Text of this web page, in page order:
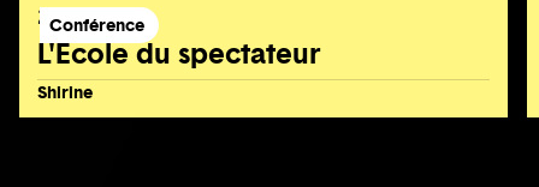
Conférence
2 mai 2022
L'École du spectateur
Shirine